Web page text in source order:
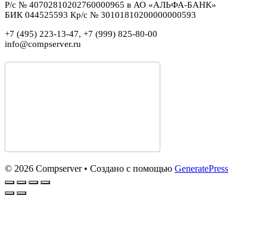
Р/с № 40702810202760000965 в АО «АЛЬФА-БАНК»
БИК 044525593 Кр/с № 30101810200000000593
+7 (495) 223-13-47, +7 (999) 825-80-00
info@compserver.ru
© 2026 Compserver• Создано с помощью GeneratePress